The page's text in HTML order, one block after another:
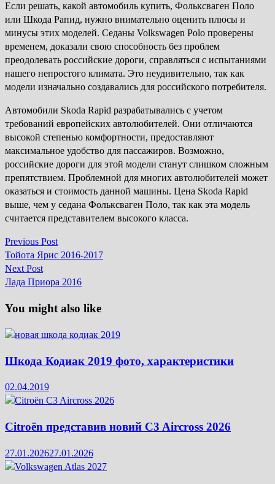
Если решать, какой автомобиль купить, Фольксваген Поло
или Шкода Рапид, нужно внимательно оценить плюсы и
минусы этих моделей. Седаны Volkswagen Polo проверены
временем, доказали свою способность без проблем
преодолевать российские дороги, справляться с испытаниями
нашего непростого климата. Это неудивительно, так как
модели изначально создавались для российского потребителя.
Автомобили Skoda Rapid разрабатывались с учетом
требований европейских автолюбителей. Они отличаются
высокой степенью комфортности, предоставляют
максимальное удобство для пассажиров. Возможно,
российские дороги для этой модели станут слишком сложным
препятствием. Проблемной для многих автолюбителей может
оказаться и стоимость данной машины. Цена Skoda Rapid
выше, чем у седана Фольксваген Поло, так как эта модель
считается представителем высокого класса.
Навігація
записів
Previous PostPrevious
post:
Тойота Ярис 2016-2017
Next PostNext
post:
Лада Приора 2016
You might also like
Шкода Кодиак 2019 фото, характеристики
02.04.2019
Citroën представив новий C3 Aircross 2026
27.01.202627.01.2026